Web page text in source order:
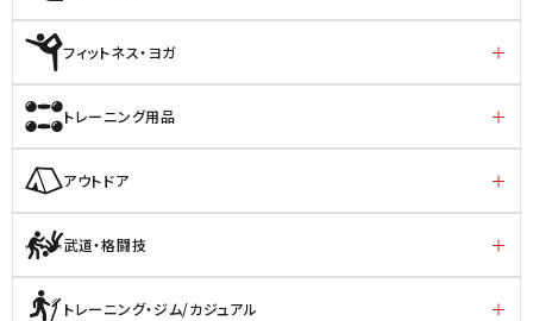
フィットネス・ヨガ
トレーニング用品
アウトドア
武道・格闘技
トレーニング・ジム/カジュアル